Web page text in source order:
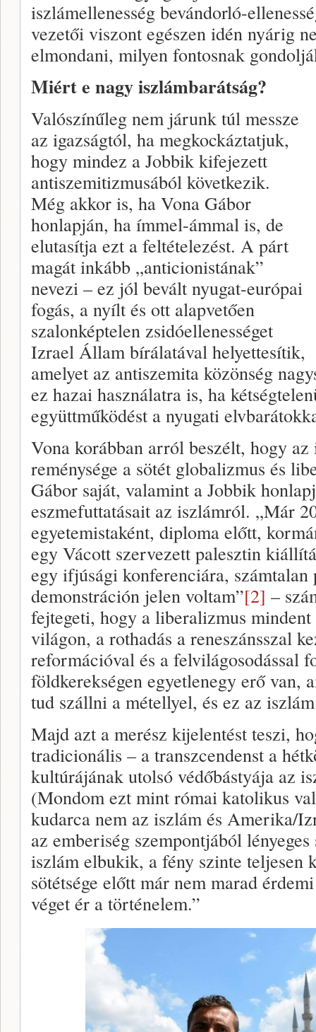
iszlámellenesség bevándorló-
vezetői viszont egészen idén nyárig
elmondani, milyen fontosnak
Miért e nagy iszlámbarátság?
Valószínűleg nem járunk túl messze
az igazságtól, ha megkockáztatjuk,
hogy mindez a Jobbik kifejezett
antiszemitizmusából következik.
Még akkor is, ha Vona Gábor
honlapján, ha ímmel-ámmal is, de
elutasítja ezt a feltételezést. A párt
magát inkább „anticionistának”
nevezi – ez jól bevált nyugat-európai
fogás, a nyílt és ott alapvetően
szalonképtelen zsidóellenességet
Izrael Állam bírálatával helyettesítik,
amelyet az antiszemita közönség
ez hazai használatra is, ha
együttműködést a nyugati
Vona korábban arról beszélt, hogy
reménysége a sötét globalizmus és
Gábor saját, valamint a Jobbik
eszmefuttatásait az iszlámról. „Már
egyetemistaként, diploma előtt,
egy Vácott szervezett palesztin
egy ifjúsági konferenciára, számtalan
demonstráción jelen voltam”[2] –
fejtegeti, hogy a liberalizmus mindent
világon, a rothadás a reneszánsszal
reformációval és a felvilágosodással
földkerekségen egyetlenegy erő van,
tud szállni a métellyel, és ez az
Majd azt a merész kijelentést teszi,
tradicionális – a transzcendenst a
kultúrájának utolsó védőbástyája az
(Mondom ezt mint római katolikus
kudarca nem az iszlám és Amerika/
az emberiség szempontjából
iszlám elbukik, a fény szinte teljesen
sötétsége előtt már nem marad
véget ér a történelem.”